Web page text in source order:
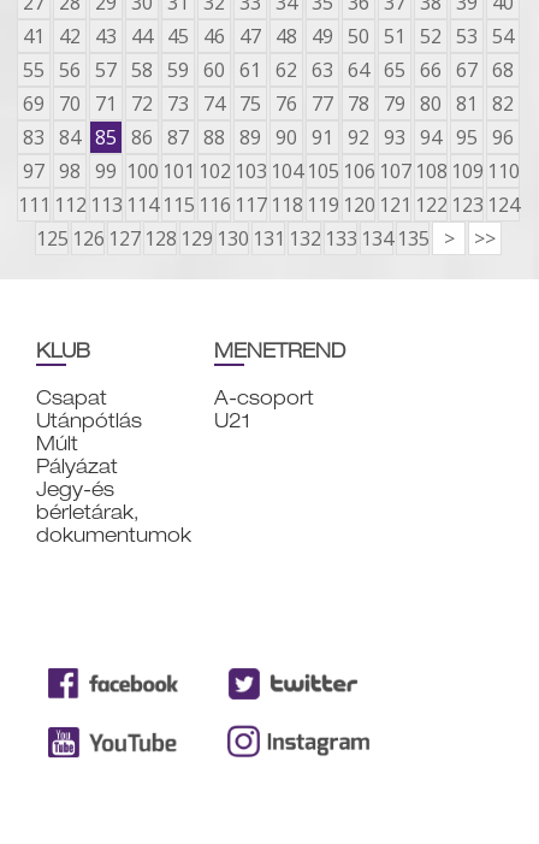
41
42 43 44 45 46 47 48 49 50 51 52 53 54
55 56 57 58 59 60 61 62 63 64 65 66 67 68
69
70 71 72 73 74 75 76 77 78 79 80 81
82
83 84 85 86 87 88 89 90 91 92 93 94 95 96
97 98 99 100 101 102 103 104 105 106 107 108 109 110
111 112 113 114 115 116 117 118 119 120 121 122 123 124
125 126 127 128 129 130 131 132 133 134 135 > >>
KLUB
Csapat
Utánpótlás
Múlt
Pályázat
Jegy-és
bérletárak,
dokumentumok
MENETREND
A-csoport
U21